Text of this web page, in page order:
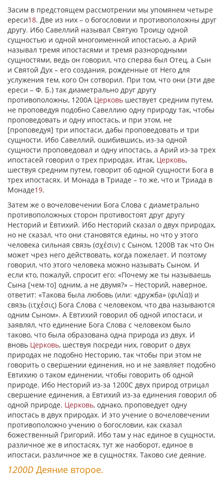
Засим в предстоящем рассмотрении мы упомянем четыре
ереси18. Две из них – о богословии и противоположны друг
другу. Ибо Савеллий называл Святую Троицу одной
сущностью и одной многоименной ипостасью, а Арий
называл тремя ипостасями и тремя разнородными
сущностями, ведь он говорил, что сперва был Отец, а Сын
и Святой Дух – его создания, рожденные от Него для
услужения тем, кого Он сотворил. При том, что они (эти две
ереси – Ф. Б.) так диаметрально друг другу
противоположны, 1200А Церковь шествует средним путем,
не проповедуя подобно Савеллию одну природу так, чтобы
проповедовать и одну ипостась, и при этом, не
[проповедуя] три ипостаси, дабы проповедовать и три
сущности. Ибо Савеллий, ошибившись, из-за одной
сущности проповедовал и одну ипостась, а Арий из-за трех
ипостасей говорил о трех природах. Итак, Церковь,
шествуя средним путем, говорит об одной сущности Бога в
трех ипостасях. И Монада в Триаде – то же, что и Триада в
Монаде19.
Затем же о вочеловечении Бога Слова с диаметрально
противоположных сторон противостоят друг другу
Несторий и Евтихий. Ибо Несторий сказал о двух природах,
но не сказал, что они становятся едины, но что у этого
человека сильная связь (σχέσιν) с Сыном, 1200В так что Он
может чрез него действовать, когда пожелает. И поэтому
говорил, что этого человека можно называть Сыном. И
если кто, пожалуй, спросит его: «Почему же ты называешь
Сына [чем-то] одним, а не двумя?» – Несторий, наверное,
ответит: «Такова была любовь (или: «дружба» (φιΛία)) и
связь (ιτχέσις) Бога Слова с человеком, что два называются
одним Сыном». А Евтихий говорил об одной ипостаси, и
заявлял, что единение Бога Слова с человеком было
таково, что была образована одна природа из двух. И
вновь Церковь, шествуя посреди них, говорит о двух
природах не подобно Несторию, так чтобы при этом не
говорить о свершении единения, но и не заявляет подобно
Евтихию о таком единении, чтобы говорить об одной
природе. Ибо Несторий из-за 1200С двух природ отрицал
свершение единения, а Евтихий из-за единения говорил об
одной природе. Церковь, однако, проповедует одну
ипостась в двух природах. И это учение о вочеловечении
противоположно учению о богословии, как сказал
божественный Григорий. Ибо там у нас единое в сущности,
различное же в ипостасях, тут же наоборот, единое в
ипостаси, различное же в сущностях. Таково сие деяние.
1200D Деяние второе.